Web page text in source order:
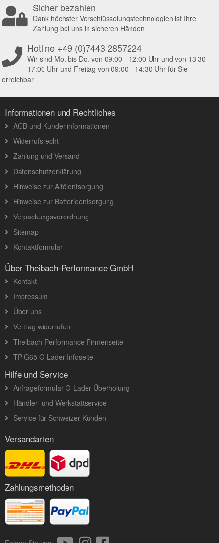
Sicher bezahlen
Dank höchster Verschlüsselungstechnologien ist Ihre
Zahlung bei uns in sicheren Händen
Hotline +49 (0)7443 2857224
Wir sind Mo. bis Do. von 09:00 - 12:00 Uhr und von 13:30 -
17:00 Uhr und Freitag von 09:00 - 14:30 Uhr für Sie
erreichbar
Informationen und Rechtliches
AGB und Kundeninformationen
Widerrufsrecht
Zahlung und Versand
Datenschutzerklärung
Hinweise zur Altölentsorgung
Hinweise zur Batterieentsorgung
Verpackungsverordnung
Sitemap
Kontaktformular
Über Theibach-Performance GmbH
Kontakt
Impressum
Über uns
Vertrag widerrufen
Theibach-Performance Firmenseite
TP G65 G-Lader Infoseite
Hilfe und Service
Anfrageformular G-Lader Überholung
Händler- und Werkstattservice
Service für Schweizer Kunden
Versandarten
Zahlungsmethoden